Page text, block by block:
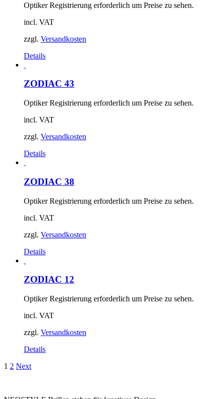
Optiker Registrierung erforderlich um Preise zu sehen.
incl. VAT
zzgl. Versandkosten
Details
ZODIAC 43
Optiker Registrierung erforderlich um Preise zu sehen.
incl. VAT
zzgl. Versandkosten
Details
ZODIAC 38
Optiker Registrierung erforderlich um Preise zu sehen.
incl. VAT
zzgl. Versandkosten
Details
ZODIAC 12
Optiker Registrierung erforderlich um Preise zu sehen.
incl. VAT
zzgl. Versandkosten
Details
1 2 Next